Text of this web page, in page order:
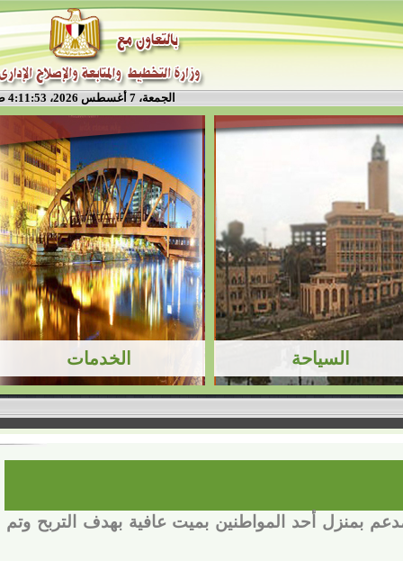
الجمعة، 7 أغسطس 2026، 4:11:54 ص
طن دقيق مدعم بمنزل أحد المواطنين بميت عافية بهدف التربح وتم